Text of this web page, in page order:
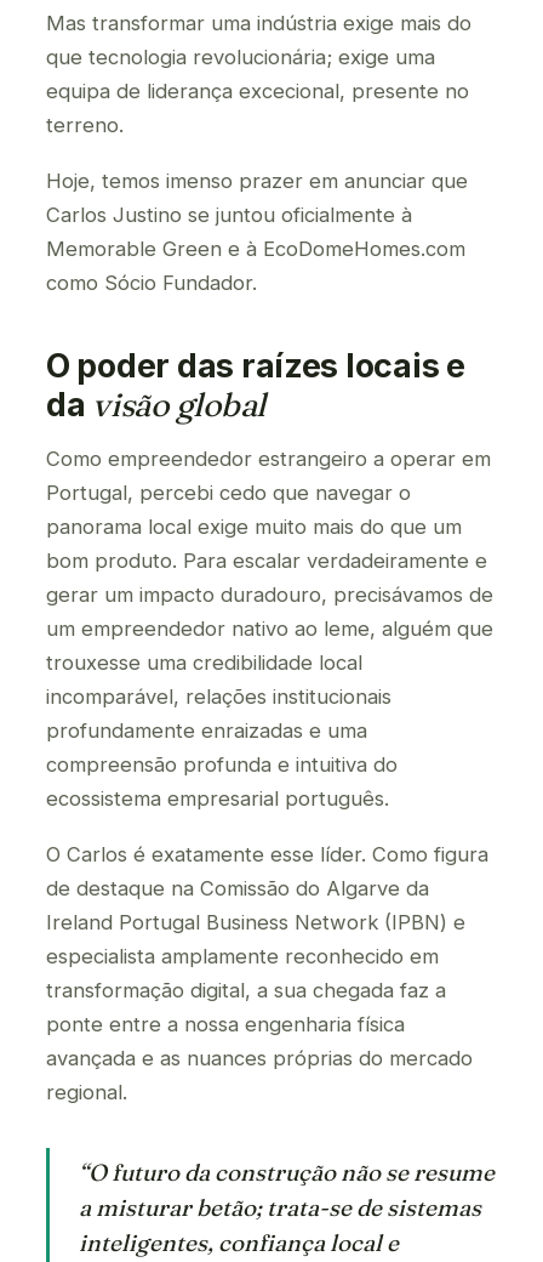
Mas transformar uma indústria exige mais do
que tecnologia revolucionária; exige uma
equipa de liderança excecional, presente no
terreno.
Hoje, temos imenso prazer em anunciar que
Carlos Justino se juntou oficialmente à
Memorable Green e à EcoDomeHomes.com
como Sócio Fundador.
O poder das raízes locais e
da visão global
Como empreendedor estrangeiro a operar em
Portugal, percebi cedo que navegar o
panorama local exige muito mais do que um
bom produto. Para escalar verdadeiramente e
gerar um impacto duradouro, precisávamos de
um empreendedor nativo ao leme, alguém que
trouxesse uma credibilidade local
incomparável, relações institucionais
profundamente enraizadas e uma
compreensão profunda e intuitiva do
ecossistema empresarial português.
O Carlos é exatamente esse líder. Como figura
de destaque na Comissão do Algarve da
Ireland Portugal Business Network (IPBN) e
especialista amplamente reconhecido em
transformação digital, a sua chegada faz a
ponte entre a nossa engenharia física
avançada e as nuances próprias do mercado
regional.
“O futuro da construção não se resume
a misturar betão; trata-se de sistemas
inteligentes, confiança local e